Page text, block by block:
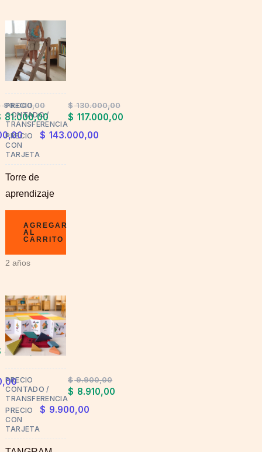
90.000,00
81.000,00
PRECIO
CONTADO /
TRANSFERENCIA
$130.000,00
$ 117.000,00
PRECIO
CON
TARJETA
$ 143.000,00
Torre de
aprendizaje
AGREGAR
AL
CARRITO
2 años
4.950,00
PRECIO
CONTADO /
TRANSFERENCIA
$9.900,00
$ 8.910,00
PRECIO
CON
TARJETA
$ 9.900,00